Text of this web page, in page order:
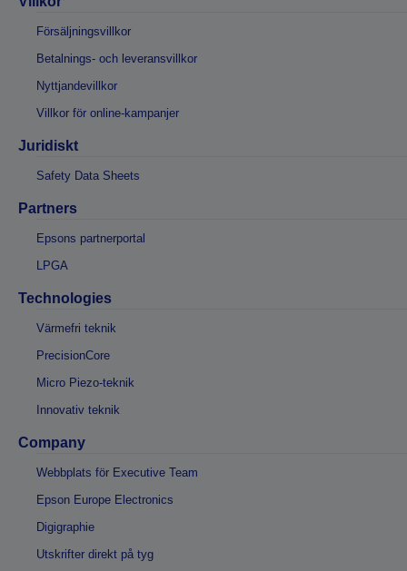
Försäljningsvillkor
Betalnings- och leveransvillkor
Nyttjandevillkor
Villkor för online-kampanjer
Juridiskt
Safety Data Sheets
Partners
Epsons partnerportal
LPGA
Technologies
Värmefri teknik
PrecisionCore
Micro Piezo-teknik
Innovativ teknik
Company
Webbplats för Executive Team
Epson Europe Electronics
Digigraphie
Utskrifter direkt på tyg